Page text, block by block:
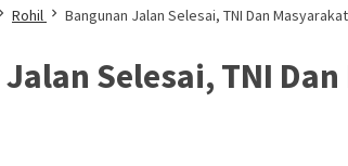
Rohil Bangunan Jalan Selesai, TNI Dan
Selesai, TNI